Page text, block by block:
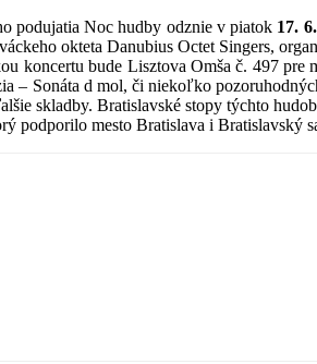
podujatia Noc hudby odznie v piatok 17.
okteta Danubius Octet Singers,
koncertu bude Lisztova Omša č. 497
– Sonáta d mol, či niekoľko
skladby. Bratislavské stopy týchto
podporilo mesto Bratislava i Bratislavský